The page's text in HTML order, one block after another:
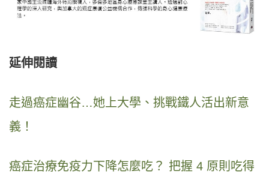
延伸閱讀
走過癌症幽谷…她上大學、挑戰鐵人活出新意
義！
癌症治療免疫力下降怎麼吃？ 把握 4 原則吃得